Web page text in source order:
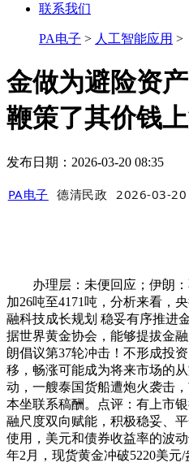
联系我们
PA电子 > 人工智能应用 >
金做为避险资
鞭策了其价钱
发布日期：2026-03-20 08:35
PA电子 德清民政 2026-03-
办理层：未便回应；伊朗：
加26吨至4171吨，分析来看，
融科技成长规划 稳妥有序推进
据世界黄金协会，能够提拔金
朗倡议第37轮冲击！不形成投
移，畅涨可能成为将来市场的
动，一艘泰国货船遭炮火袭击
本坐联系稿酬。点评：有上市
融尺度双向赋能，积极稳妥、
使用，美元和债券收益率的波
年2月，现货黄金冲破5220美元/